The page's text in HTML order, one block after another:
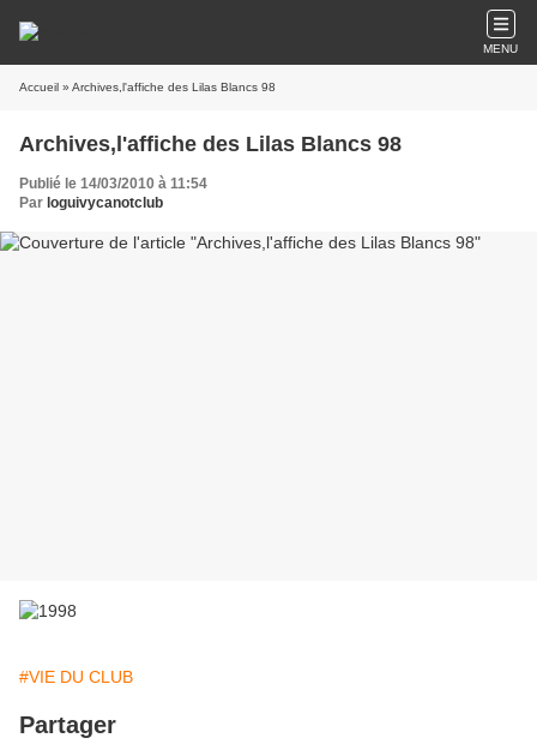
MENU
Accueil » Archives,l'affiche des Lilas Blancs 98
Archives,l'affiche des Lilas Blancs 98
Publié le 14/03/2010 à 11:54
Par loguivycanotclub
#VIE DU CLUB
Partager